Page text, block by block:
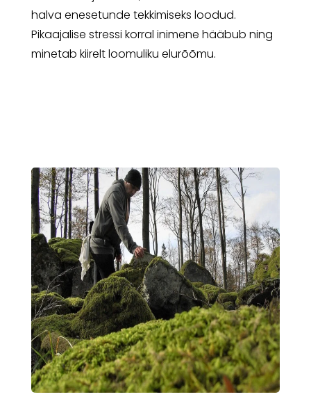
halva enesetunde tekkimiseks loodud.
Pikaajalise stressi korral inimene hääbub ning
minetab kiirelt loomuliku elurõõmu.